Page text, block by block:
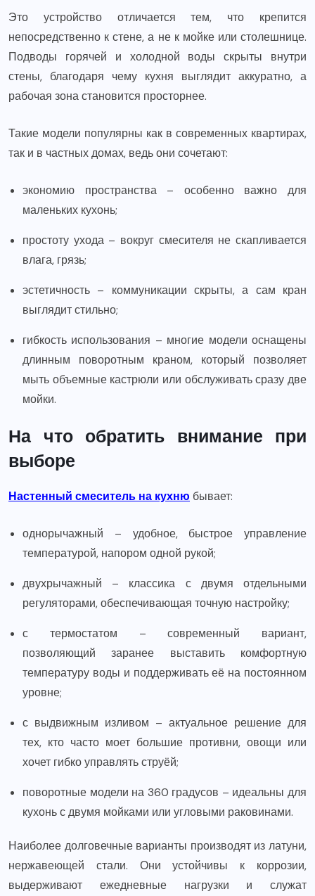
Это устройство отличается тем, что крепится
непосредственно к стене, а не к мойке или столешнице.
Подводы горячей и холодной воды скрыты внутри
стены, благодаря чему кухня выглядит аккуратно, а
рабочая зона становится просторнее.
Такие модели популярны как в современных квартирах,
так и в частных домах, ведь они сочетают:
экономию пространства – особенно важно для
маленьких кухонь;
простоту ухода – вокруг смесителя не скапливается
влага, грязь;
эстетичность – коммуникации скрыты, а сам кран
выглядит стильно;
гибкость использования – многие модели оснащены
длинным поворотным краном, который позволяет
мыть объемные кастрюли или обслуживать сразу две
мойки.
На что обратить внимание при
выборе
Настенный смеситель на кухню бывает:
однорычажный – удобное, быстрое управление
температурой, напором одной рукой;
двухрычажный – классика с двумя отдельными
регуляторами, обеспечивающая точную настройку;
с термостатом – современный вариант,
позволяющий заранее выставить комфортную
температуру воды и поддерживать её на постоянном
уровне;
с выдвижным изливом – актуальное решение для
тех, кто часто моет большие противни, овощи или
хочет гибко управлять струёй;
поворотные модели на 360 градусов – идеальны для
кухонь с двумя мойками или угловыми раковинами.
Наиболее долговечные варианты производят из латуни,
нержавеющей стали. Они устойчивы к коррозии,
выдерживают ежедневные нагрузки и служат